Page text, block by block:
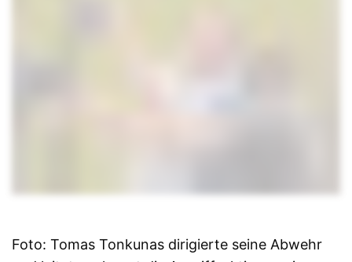
Foto: Tomas Tonkunas dirigierte seine Abwehr